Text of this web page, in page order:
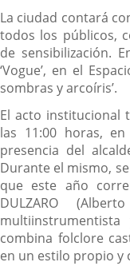
La ciudad contará
todos los públicos,
de sensibilización.
‘Vogue’, en el
sombras y arcoíris’.
El acto institucional
las 11:00 horas,
presencia del
Durante el mismo,
que este año
DULZARO
combina folclore
en un estilo propio y